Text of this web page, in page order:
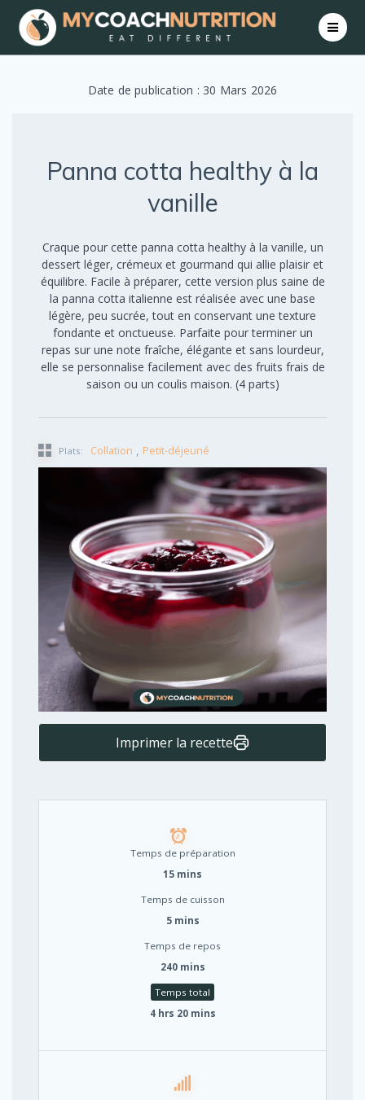
to
content
Date de publication : 30 Mars 2026
Panna cotta healthy à la
vanille
Craque pour cette panna cotta healthy à la vanille, un
dessert léger, crémeux et gourmand qui allie plaisir et
équilibre. Facile à préparer, cette version plus saine de
la panna cotta italienne est réalisée avec une base
légère, peu sucrée, tout en conservant une texture
fondante et onctueuse. Parfaite pour terminer un
repas sur une note fraîche, élégante et sans lourdeur,
elle se personnalise facilement avec des fruits frais de
saison ou un coulis maison. (4 parts)
Plats: Collation , Petit-déjeuné
Imprimer la recette
Temps de préparation
15 mins
Temps de cuisson
5 mins
Temps de repos
240 mins
Temps total
4 hrs 20 mins